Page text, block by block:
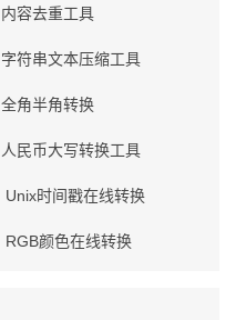
内容去重工具
字符串文本压缩工具
全角半角转换
人民币大写转换工具
Unix时间戳在线转换
RGB颜色在线转换